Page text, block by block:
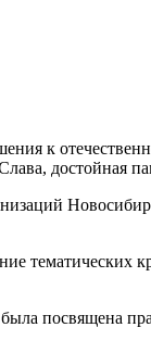
к
достойная
посвящена